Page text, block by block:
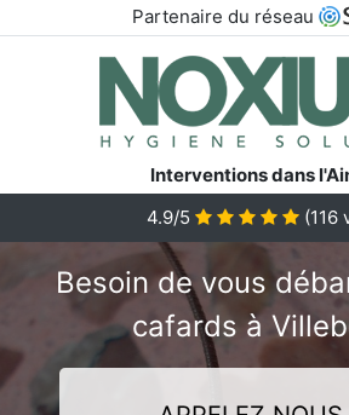
Partenaire du réseau
Interventions dans
4.9/5 (116
Besoin de vous
cafards à